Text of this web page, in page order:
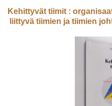
Kehittyvät tiimit :
liittyvä tiimien ja tiimien